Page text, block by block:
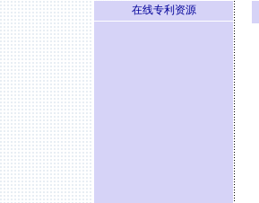
在线专利资源